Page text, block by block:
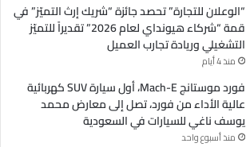
“الوعلان للتجارة” تحصد جائزة “شريك إرث التميّز” في
قمة “شركاء هيونداي لعام 2026” تقديراً للتميّز
التشغيلي وريادة تجارب العميل
منذ 4 أيام
فورد موستانج Mach-E، أول سيارة SUV كهربائية
عالية الأداء من فورد، تصل إلى معارض محمد
يوسف ناغي للسيارات في السعودية
منذ أسبوع واحد